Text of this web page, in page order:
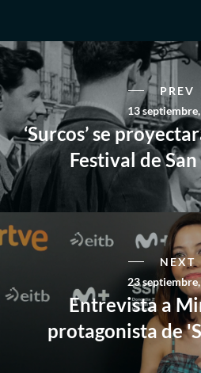
PREV
13
‘Surcos’ se
Festival de
NEXT
23
Entrevista a
protagonista de